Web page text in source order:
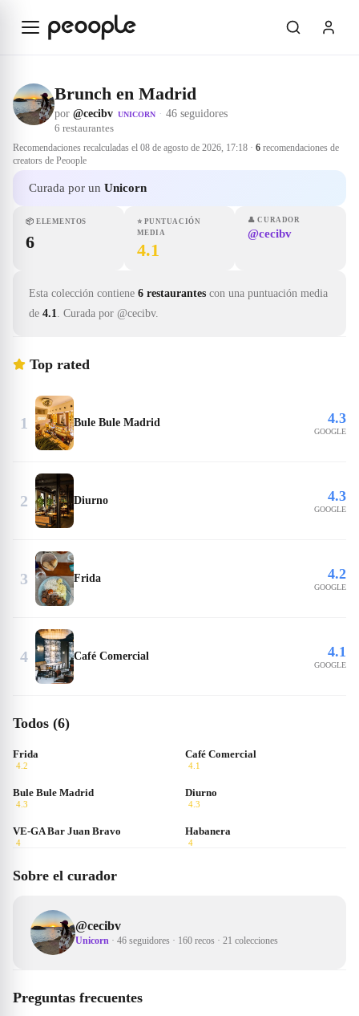
Brunch en Madrid
por @cecibv UNICORN · 46 seguidores
6 restaurantes
Recomendaciones recalculadas el 08 de agosto de 2026, 17:18 · 6 recomendaciones de
creators de Peoople
Curada por un Unicorn
📦 ELEMENTOS
6
⭐ PUNTUACIÓN
MEDIA
4.1
👤 CURADOR
@cecibv
Esta colección contiene 6 restaurantes con una puntuación media
de 4.1. Curada por @cecibv.
Top rated
1 Bule Bule Madrid 4.3
GOOGLE
2 Diurno 4.3
GOOGLE
3 Frida 4.2
GOOGLE
4 Café Comercial 4.1
GOOGLE
Todos (6)
Frida
4.2
Café Comercial
4.1
Bule Bule Madrid
4.3
Diurno
4.3
VE-GA Bar Juan Bravo
4
Habanera
4
Sobre el curador
@cecibv
Unicorn · 46 seguidores · 160 recos · 21 colecciones
Preguntas frecuentes